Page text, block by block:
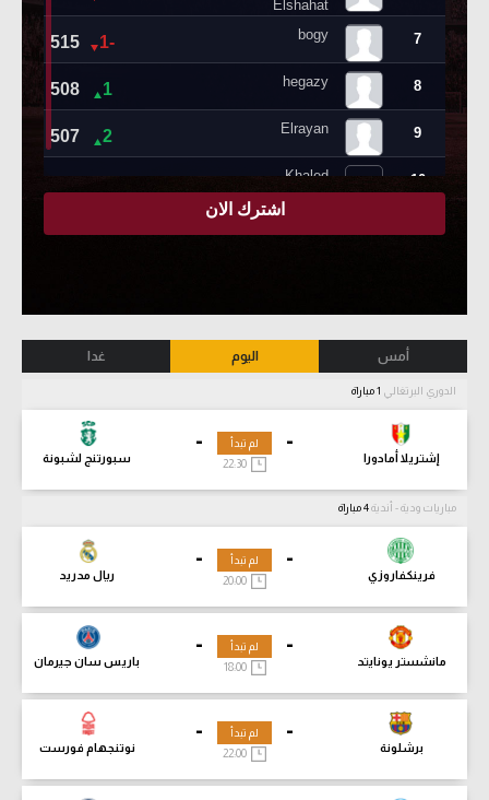
أمس اليوم غدا
الدوري البرتغالي
-
إشتريلا أمادورا
-
سبورتنج لشبونة
لم تبدأ
مباريات ودية - أندية
-
فرينكفاروزي
-
ريال مدريد
لم تبدأ
-
مانشستر يونايتد
-
باريس سان جيرمان
لم تبدأ
18:00
-
برشلونة
-
نوتنجهام فورست
لم تبدأ